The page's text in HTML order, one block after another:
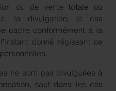
ou de vente totale ou
la divulgation, le cas
cadre conformément à la
donné régissant ce
ne sont pas divulguées à
sauf dans les cas